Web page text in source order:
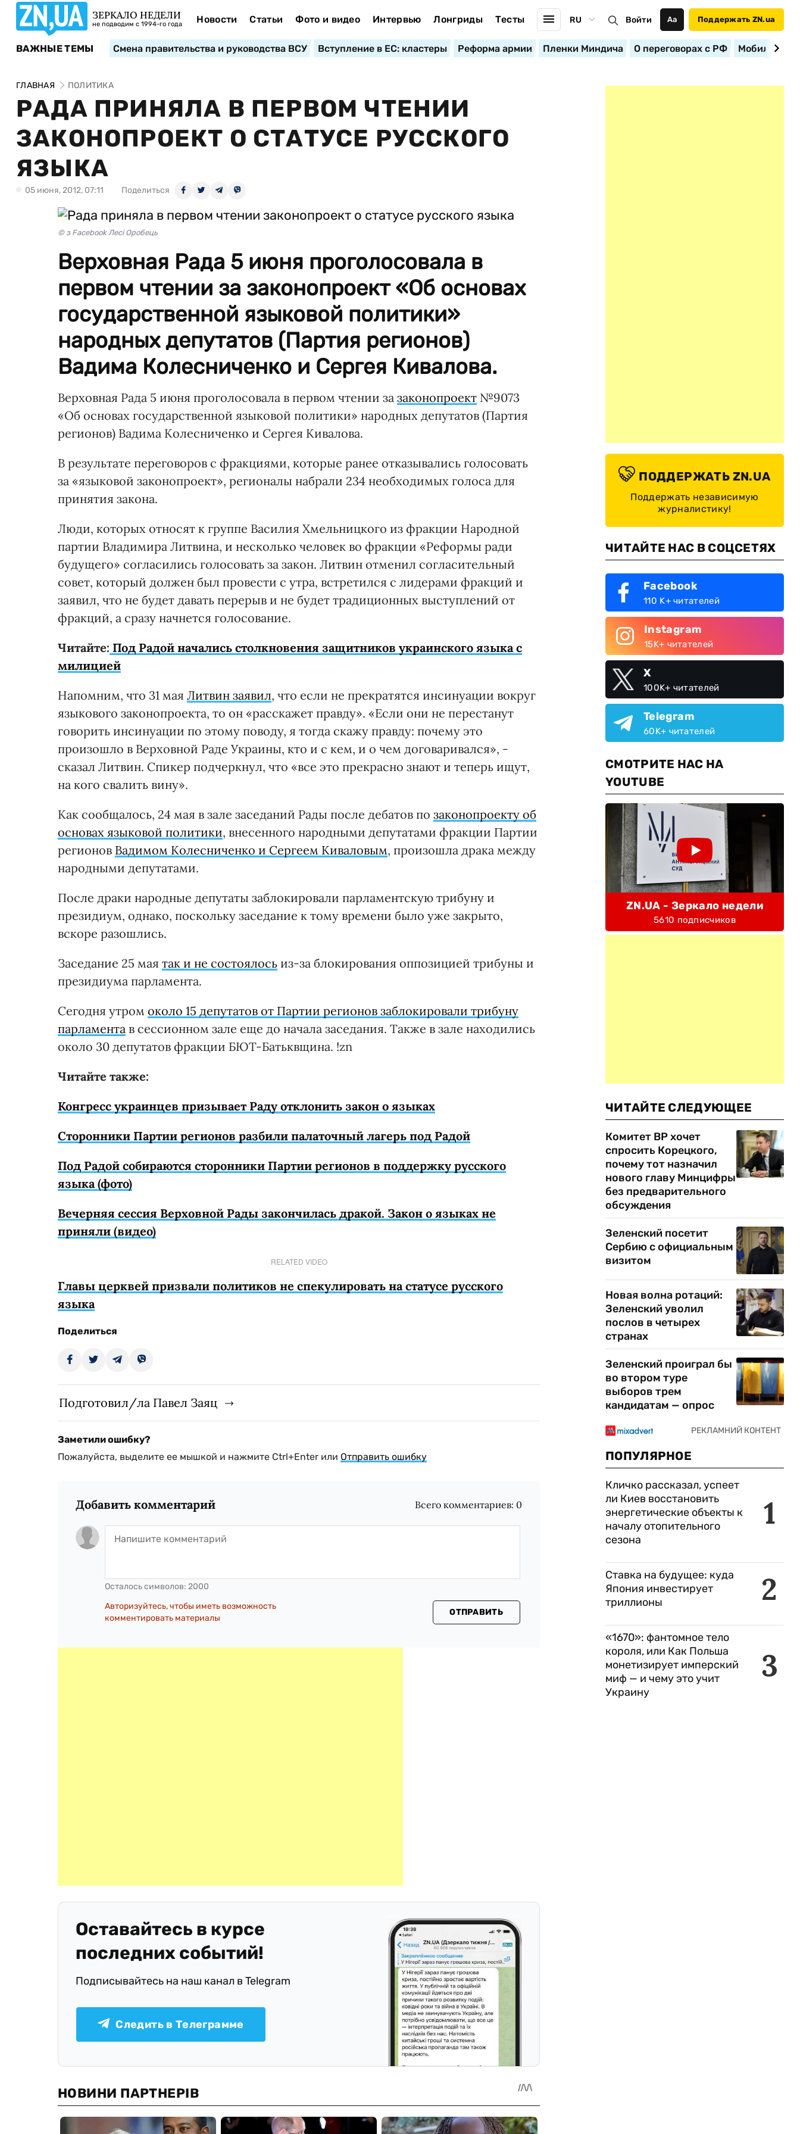
ЗЕРКАЛО НЕДЕЛИ
не подводим с 1994-го года Новости Статьи Фото и видео Интервью Лонгриды Тесты RU Войти Аа Поддержать ZN.ua
ВАЖНЫЕ ТЕМЫ Смена правительства и руководства ВСУ Вступление в ЕС: кластеры Реформа армии Пленки Миндича О переговорах с РФ
ГЛАВНАЯ ПОЛИТИКА
РАДА ПРИНЯЛА В ПЕРВОМ ЧТЕНИИ
ЗАКОНОПРОЕКТ О СТАТУСЕ РУССКОГО
ЯЗЫКА
05 июня, 2012, 07:11 Поделиться
© з Facebook Лесі Оробець
Верховная Рада 5 июня проголосовала в
первом чтении за законопроект «Об основах
государственной языковой политики»
народных депутатов (Партия регионов)
Вадима Колесниченко и Сергея Кивалова.
Верховная Рада 5 июня проголосовала в первом чтении за законопроект №9073
«Об основах государственной языковой политики» народных депутатов (Партия
регионов) Вадима Колесниченко и Сергея Кивалова.
В результате переговоров с фракциями, которые ранее отказывались голосовать
за «языковой законопроект», регионалы набрали 234 необходимых голоса для
принятия закона.
Люди, которых относят к группе Василия Хмельницкого из фракции Народной
партии Владимира Литвина, и несколько человек во фракции «Реформы ради
будущего» согласились голосовать за закон. Литвин отменил согласительный
совет, который должен был провести с утра, встретился с лидерами фракций и
заявил, что не будет давать перерыв и не будет традиционных выступлений от
фракций, а сразу начнется голосование.
Читайте: Под Радой начались столкновения защитников украинского языка с
милицией
Напомним, что 31 мая Литвин заявил, что если не прекратятся инсинуации вокруг
языкового законопроекта, то он «расскажет правду». «Если они не перестанут
говорить инсинуации по этому поводу, я тогда скажу правду: почему это
произошло в Верховной Раде Украины, кто и с кем, и о чем договаривался», -
сказал Литвин. Спикер подчеркнул, что «все это прекрасно знают и теперь ищут,
на кого свалить вину».
Как сообщалось, 24 мая в зале заседаний Рады после дебатов по законопроекту об
основах языковой политики, внесенного народными депутатами фракции Партии
регионов Вадимом Колесниченко и Сергеем Киваловым, произошла драка между
народными депутатами.
После драки народные депутаты заблокировали парламентскую трибуну и
президиум, однако, поскольку заседание к тому времени было уже закрыто,
вскоре разошлись.
Заседание 25 мая так и не состоялось из-за блокирования оппозицией трибуны и
президиума парламента.
Сегодня утром около 15 депутатов от Партии регионов заблокировали трибуну
парламента в сессионном зале еще до начала заседания. Также в зале находились
около 30 депутатов фракции БЮТ-Батьквщина. !zn
Читайте также:
Конгресс украинцев призывает Раду отклонить закон о языках
Сторонники Партии регионов разбили палаточный лагерь под Радой
Под Радой собираются сторонники Партии регионов в поддержку русского
языка (фото)
Вечерняя сессия Верховной Рады закончилась дракой. Закон о языках не
приняли (видео)
RELATED VIDEO
Главы церквей призвали политиков не спекулировать на статусе русского
языка
Поделиться
Подготовил/ла Павел Заяц
Заметили ошибку?
Пожалуйста, выделите ее мышкой и нажмите Ctrl+Enter или Отправить ошибку
Добавить комментарий Всего комментариев: 0
Осталось символов: 2000
Авторизуйтесь, чтобы иметь возможность
комментировать материалы
ОТПРАВИТЬ
Оставайтесь в курсе
последних событий!
Подписывайтесь на наш канал в Telegram
Следить в Телеграмме
ПОДДЕРЖАТЬ ZN.UA
Поддержать независимую
журналистику!
ЧИТАЙТЕ НАС В СОЦСЕТЯХ
Facebook
110 K+ читателей
Instagram
15K+ читателей
X
100K+ читателей
Telegram
60K+ читателей
СМОТРИТЕ НАС НА
YOUTUBE
ZN.UA - Зеркало недели
5610 подписчиков
ЧИТАЙТЕ СЛЕДУЮЩЕЕ
Комитет ВР хочет
спросить Корецкого,
почему тот назначил
нового главу Минцифры
без предварительного
обсуждения
Зеленский посетит
Сербию с официальным
визитом
Новая волна ротаций:
Зеленский уволил
послов в четырех
странах
Зеленский проиграл бы
во втором туре
выборов трем
кандидатам — опрос
ПОПУЛЯРНОЕ
1
Кличко рассказал, успеет
ли Киев восстановить
энергетические объекты к
началу отопительного
сезона
2
Ставка на будущее: куда
Япония инвестирует
триллионы
3
«1670»: фантомное тело
короля, или Как Польша
монетизирует имперский
миф — и чему это учит
Украину